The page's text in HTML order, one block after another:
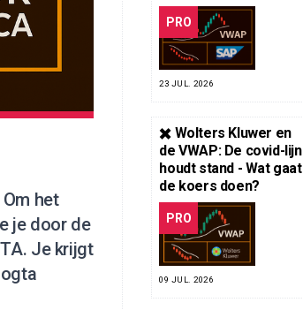
het
je door de
Je krijgt
PRO
23 JUL. 2026
✖️ Wolters Kluwer en
de VWAP: De covid-lijn
houdt stand - Wat gaat
de koers doen?
PRO
09 JUL. 2026